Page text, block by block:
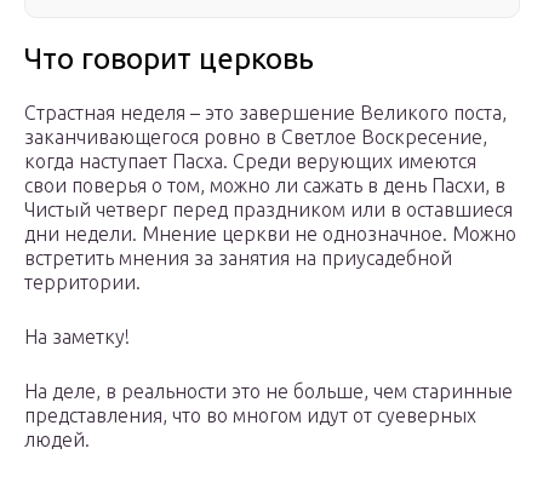
Что говорит церковь
Страстная неделя – это завершение Великого поста,
заканчивающегося ровно в Светлое Воскресение,
когда наступает Пасха. Среди верующих имеются
свои поверья о том, можно ли сажать в день Пасхи, в
Чистый четверг перед праздником или в оставшиеся
дни недели. Мнение церкви не однозначное. Можно
встретить мнения за занятия на приусадебной
территории.
На заметку!
На деле, в реальности это не больше, чем старинные
представления, что во многом идут от суеверных
людей.